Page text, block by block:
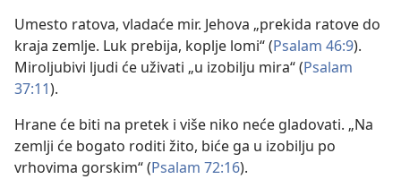
Umesto ratova, vladaće mir. Jehova „prekida ratove do
kraja zemlje. Luk prebija, koplje lomi“ (Psalam 46:9).
Miroljubivi ljudi će uživati „u izobilju mira“ (Psalam
37:11).
Hrane će biti na pretek i više niko neće gladovati. „Na
zemlji će bogato roditi žito, biće ga u izobilju po
vrhovima gorskim“ (Psalam 72:16).